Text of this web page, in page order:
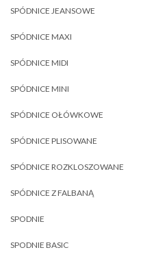
SPÓDNICE JEANSOWE
SPÓDNICE MAXI
SPÓDNICE MIDI
SPÓDNICE MINI
SPÓDNICE OŁÓWKOWE
SPÓDNICE PLISOWANE
SPÓDNICE ROZKLOSZOWANE
SPÓDNICE Z FALBANĄ
SPODNIE
SPODNIE BASIC